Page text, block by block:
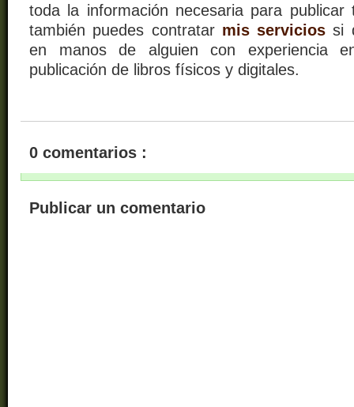
toda la información necesaria para
también puedes contratar mis servicios si
en manos de alguien con experiencia
publicación de libros físicos y digitales.
0 comentarios :
Publicar un comentario